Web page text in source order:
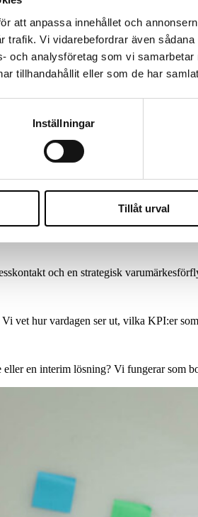
att anpassa innehållet och
trafik. Vi vidarebefordrar även
och analysföretag som vi
tillhandahållit eller som de har
Inställningar
Tillåt urval
förändras. Därför matchar vi inte
Local Insight. Strategic
PR-REKRYTERING MED
Att rekrytera rätt PR-kompetens här
i regionen. Genom The
framför kortsiktiga lösningar. Läs mer
och en strategisk
vet hur vardagen ser ut, vilka KPI:er
en interim lösning? Vi fungerar som